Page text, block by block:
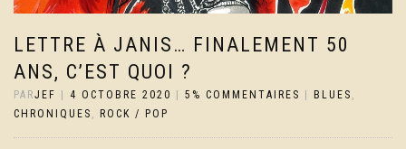
LETTRE À JANIS… FINALEMENT 50
ANS, C’EST QUOI ?
PARJEF 4 OCTOBRE 2020 5% COMMENTAIRES BLUES ,
CHRONIQUES , ROCK / POP